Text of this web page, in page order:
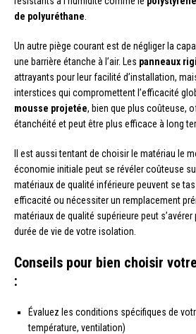
de polyuréthane
Un autre piège courant est de négliger la
une barrière étanche à l’air. Les panneaux
attrayants pour leur facilité d’installation,
interstices qui compromettent l’efficacité
mousse projetée, bien que plus coûteuse,
étanchéité et peut être plus efficace à long
Il est aussi tentant de choisir le matériau le
économie initiale peut se révéler coûteuse
matériaux de qualité inférieure peuvent se
efficacité ou nécessiter un remplacement
matériaux de qualité supérieure peut
durée de vie de votre isolation.
Conseils pour bien choisir
:
Évaluez les conditions spécifiques de
température, ventilation)